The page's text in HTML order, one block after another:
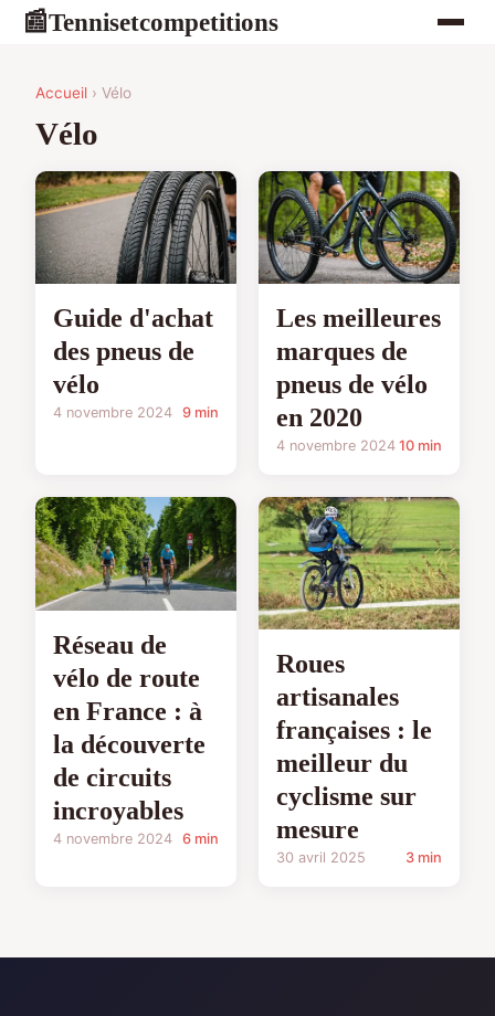
📰Tennisetcompetitions
Accueil › Vélo
Vélo
Guide d'achat
des pneus de
vélo
4 novembre 2024 9 min
Les meilleures
marques de
pneus de vélo
en 2020
4 novembre 2024 10 min
Réseau de
vélo de route
en France : à
la découverte
de circuits
incroyables
4 novembre 2024 6 min
Roues
artisanales
françaises : le
meilleur du
cyclisme sur
mesure
30 avril 2025 3 min